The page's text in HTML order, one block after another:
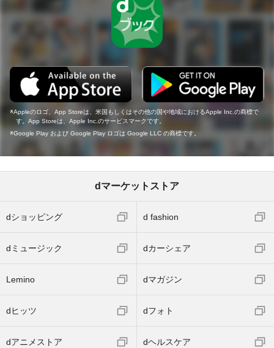
Appleのロゴ、App Storeは、米国もしくはその他の国や地域におけるApple Inc.の商標で
す。App Storeは、Apple Inc.のサービスマークです。
Google Play および Google Play ロゴは Google LLC の商標です。
dマーケットストア
dショッピング d fashion
dミュージック dカーシェア
Lemino dマガジン
dヒッツ dフォト
dアニメストア dヘルスケア